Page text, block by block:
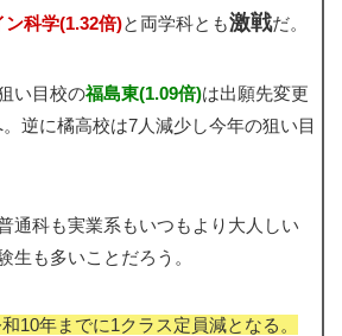
科学(1.32倍)と両学科とも激戦だ。
い目校の福島東(1.09倍)は出願先変更
。逆に橘高校は7人減少し今年の狙い目
通科も実業系もいつもより大人しい
生も多いことだろう。
10年までに1クラス定員減となる。